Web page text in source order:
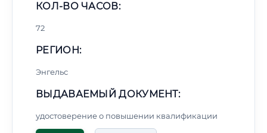
КОЛ-ВО ЧАСОВ:
72
РЕГИОН:
Энгельс
ВЫДАВАЕМЫЙ ДОКУМЕНТ:
удостоверение о повышении квалификации